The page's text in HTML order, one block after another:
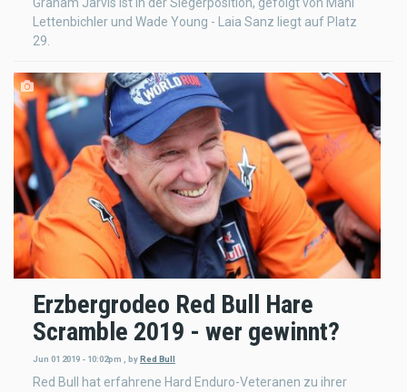
Lettenbichler und Wade Young - Laia Sanz liegt auf Platz
29.
Erzbergrodeo Red Bull Hare
Scramble 2019 - wer gewinnt?
Jun 01 2019 - 10:02pm byRed Bull
Red Bull hat erfahrene Hard Enduro-Veteranen zu ihrer